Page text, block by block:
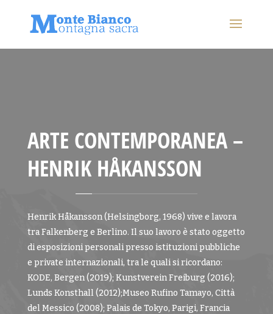
ARTE CONTEMPORANEA –
HENRIK HÅKANSSON
Henrik Håkansson (Helsingborg, 1968) vive e lavora
tra Falkenberg e Berlino. Il suo lavoro è stato oggetto
di esposizioni personali presso istituzioni pubbliche
e private internazionali, tra le quali si ricordano:
KODE, Bergen (2019); Kunstverein Freiburg (2016);
Lunds Konsthall (2012);Museo Rufino Tamayo, Città
del Messico (2008); Palais de Tokyo, Parigi, Francia